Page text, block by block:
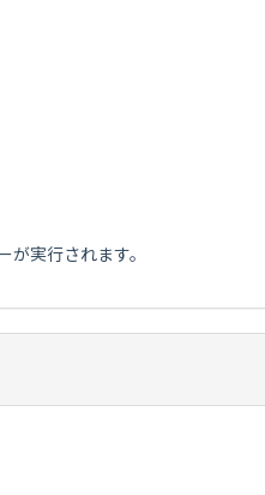
実行されます。